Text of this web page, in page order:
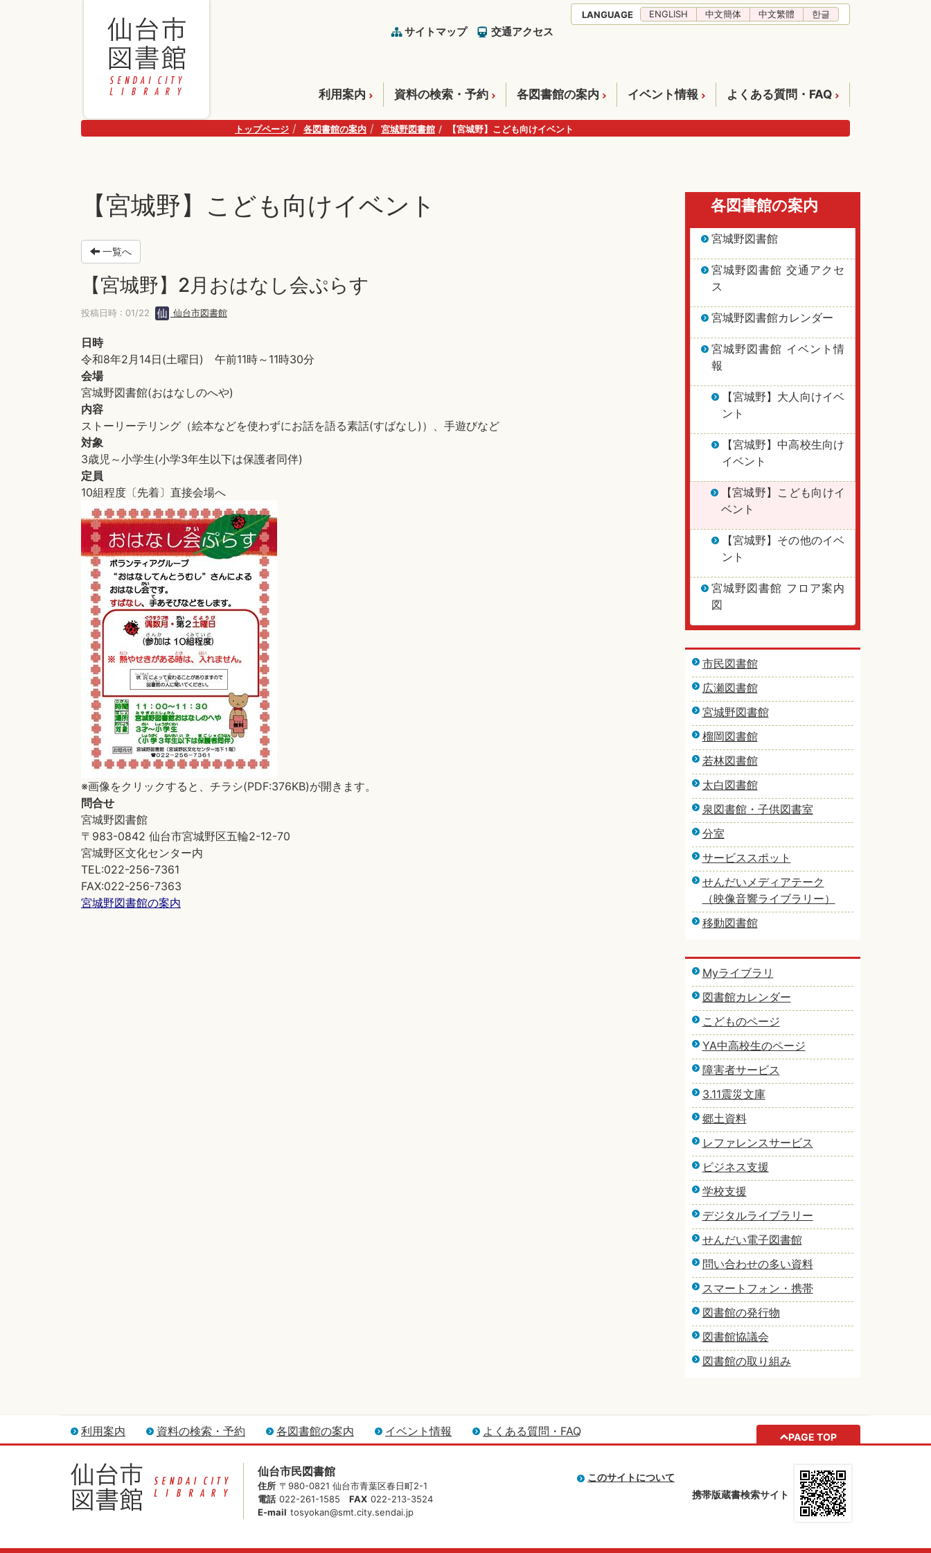
サイトマップ 交通アクセス
LANGUAGE ENGLISH 中文簡体 中文繁體 한글
利用案内 資料の検索・予約 各図書館の案内 イベント情報 よくある質問・FAQ
トップページ 各図書館の案内 宮城野図書館 【宮城野】こども向けイベント
【宮城野】こども向けイベント
一覧へ
【宮城野】2月おはなし会ぷらす
投稿日時 : 01/22 仙台市図書館
日時
令和8年2月14日(土曜日) 午前11時～11時30分
会場
宮城野図書館(おはなしのへや)
内容
ストーリーテリング（絵本などを使わずにお話を語る素話(すばなし)）、手遊びなど
対象
3歳児～小学生(小学3年生以下は保護者同伴)
定員
10組程度〔先着〕直接会場へ
※画像をクリックすると、チラシ(PDF:376KB)が開きます。
問合せ
宮城野図書館
〒983-0842 仙台市宮城野区五輪2-12-70
宮城野区文化センター内
TEL:022-256-7361
FAX:022-256-7363
宮城野図書館の案内
各図書館の案内
宮城野図書館
宮城野図書館 交通アクセ
ス
宮城野図書館カレンダー
宮城野図書館 イベント情
報
【宮城野】大人向けイベ
ント
【宮城野】中高校生向け
イベント
【宮城野】こども向けイ
ベント
【宮城野】その他のイベ
ント
宮城野図書館 フロア案内
図
市民図書館
広瀬図書館
宮城野図書館
榴岡図書館
若林図書館
太白図書館
泉図書館・子供図書室
分室
サービススポット
せんだいメディアテーク
（映像音響ライブラリー）
移動図書館
Myライブラリ
図書館カレンダー
こどものページ
YA中高校生のページ
障害者サービス
3.11震災文庫
郷土資料
レファレンスサービス
ビジネス支援
学校支援
デジタルライブラリー
せんだい電子図書館
問い合わせの多い資料
スマートフォン・携帯
図書館の発行物
図書館協議会
図書館の取り組み
利用案内 資料の検索・予約 各図書館の案内 イベント情報 よくある質問・FAQ PAGE TOP
仙台市民図書館
住所 〒980-0821 仙台市青葉区春日町2-1
電話 022-261-1585 FAX 022-213-3524
E-mail tosyokan@smt.city.sendai.jp
このサイトについて
携帯版蔵書検索サイト